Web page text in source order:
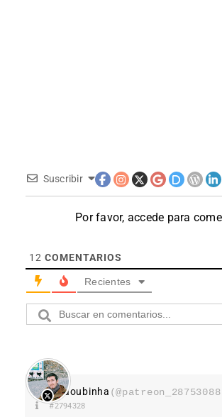
Suscribir
Por favor, accede para
12 COMENTARIOS
Recientes
aoubinha
#2794328